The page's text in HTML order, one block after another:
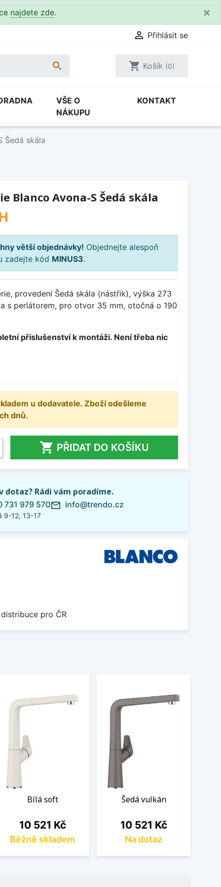
najdete zde. ×
 Přihlásit se
 shopping_cart Košík (0)
VŠE O
NÁKUPU
KONTAKT
Šedá skála
Blanco Avona-S Šedá skála
větší objednávky! Objednejte alespoň
zadejte kód MINUS3.
provedení Šedá skála (nástřik), výška 273
s perlátorem, pro otvor 35 mm, otočná o 190
příslušenství k montáži. Není třeba nic
u dodavatele. Zboží odešleme
dnů.
 PŘIDAT DO KOŠÍKU
dotaz? Rádi vám poradíme.
731 979 570
9-12, 13-17
mail_outline info@trendo.cz
pro ČR
Bílá soft
Cena
10 521 Kč
Běžně skladem
Šedá vulkán
Cena
10 521 Kč
Na dotaz